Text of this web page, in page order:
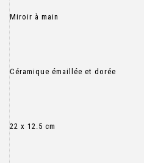
Miroir à main
Céramique émaillée et dorée
22 x 12.5 cm